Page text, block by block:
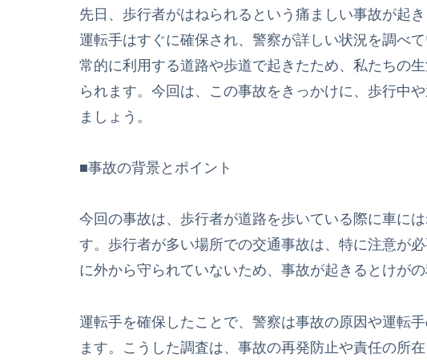
先日、歩行者がはねられるという痛ましい事故が起
運転手はすぐに確保され、警察が詳しい状況を調べ
常的に利用する道路や歩道で起きたため、私たちの
られます。今回は、この事故をきっかけに、歩行中
ましょう。
■事故の背景とポイント
今回の事故は、歩行者が道路を歩いている際に車に
す。歩行者が多い場所での交通事故は、特に注意が
に外から守られていないため、事故が起きるとけが
運転手を確保したことで、警察は事故の原因や運転
ます。こうした調査は、事故の再発防止や責任の所